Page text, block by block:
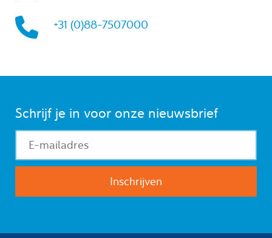
+31 (0)88-7507000
Schrijf je in voor onze nieuwsbrief